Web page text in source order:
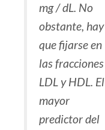
mg / dL. No
obstante, hay
que fijarse en
las fracciones
LDL y HDL. El
mayor
predictor del